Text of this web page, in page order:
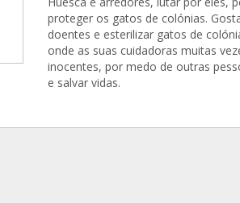
proteger os gatos de colónias.
doentes e esterilizar gatos de
onde as suas cuidadoras muitas
inocentes, por medo de outras
e salvar vidas.